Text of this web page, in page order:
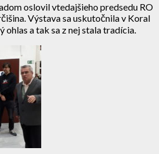
oslovil vtedajšieho predsedu RO
Výstava sa uskutočnila v Koral
ohlas a tak sa z nej stala tradícia.